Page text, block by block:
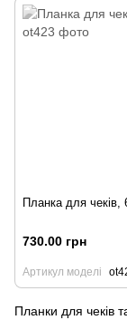
Планка для чеків,
730.00 грн
Артикул моделі
Планки для чеків